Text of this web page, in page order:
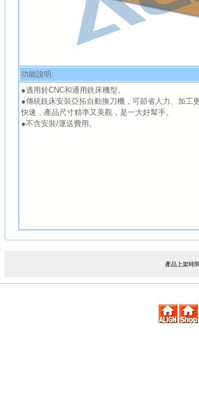
功能說明:
●適用於CNC和通用銑床機型。
●傳統銑床安裝亞拓自動換刀機，可節省人力、加工
快速，產品尺寸精準又美觀，是一大好幫手。
●不含安裝/運送費用。
產品上架時